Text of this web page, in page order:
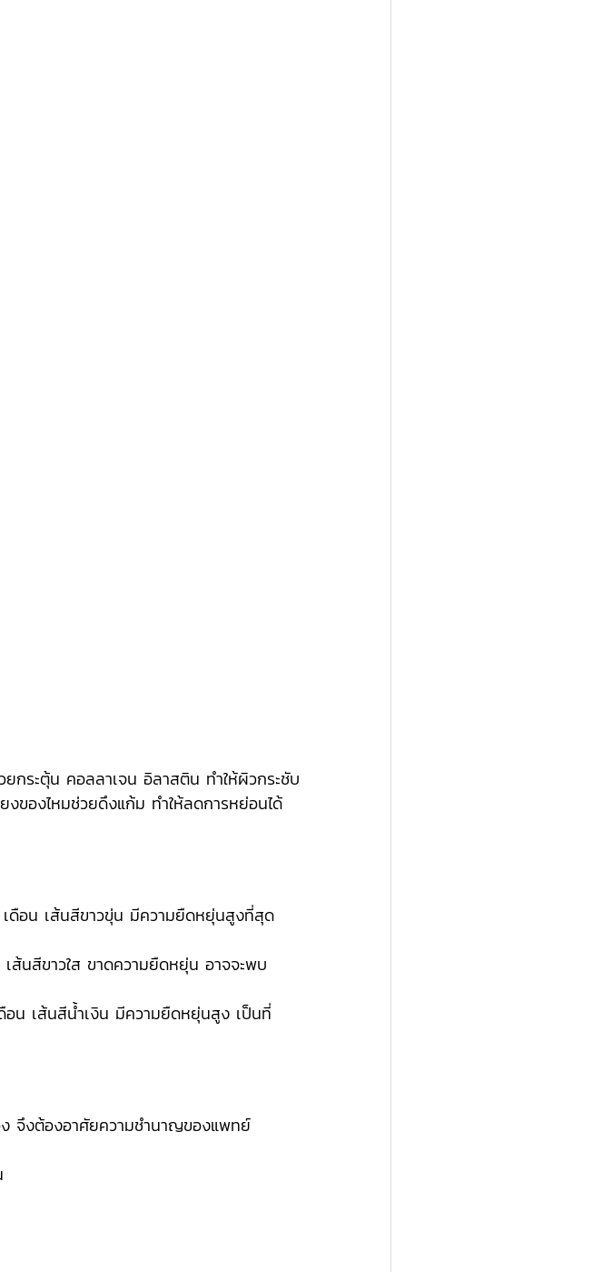
ยกระตุ้น คอลลาเจน อิลาสติน ทำให้ผิวกระชับ
งของไหมช่วยดึงแก้ม ทำให้ลดการหย่อนได้
ดือน เส้นสีขาวขุ่น มีความยืดหยุ่นสูงที่สุด
ส้นสีขาวใส ขาดความยืดหยุ่น อาจจะพบ
น เส้นสีน้ำเงิน มีความยืดหยุ่นสูง เป็นที่
ง จึงต้องอาศัยความชำนาญของแพทย์